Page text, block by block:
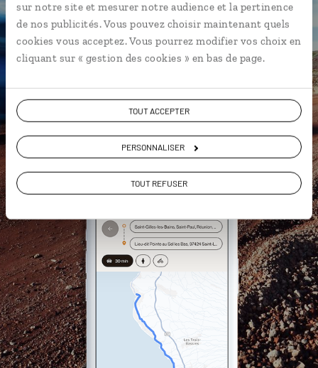
sur notre site et mesurer notre audience et la pertinence
de nos publicités. Vous pouvez choisir maintenant quels
cookies vous acceptez. Vous pourrez modifier vos choix en
cliquant sur « gestion des cookies » en bas de page.
TOUT ACCEPTER
PERSONNALISER
TOUT REFUSER
Les plus beaux sentiers de
randonnée géolocalisés
L'album souvenirs à composer
vous-même
DÉCOUVRIR LUCIOLE